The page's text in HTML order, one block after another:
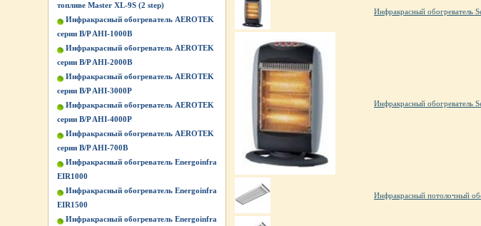
топливе Master XL-9S (2 step)
Инфракрасный обогреватель AEROTEK
серии B/P AHI-1000B
Инфракрасный обогреватель AEROTEK
серии B/P AHI-2000B
Инфракрасный обогреватель AEROTEK
серии B/P AHI-3000P
Инфракрасный обогреватель AEROTEK
серии B/P AHI-4000P
Инфракрасный обогреватель AEROTEK
серии B/P AHI-700B
Инфракрасный обогреватель Energoinfra
EIR1000
Инфракрасный обогреватель Energoinfra
EIR1500
Инфракрасный обогреватель Energoinfra
Инфракрасный обогреватель
Инфракрасный обогреватель
Инфракрасный потолочный